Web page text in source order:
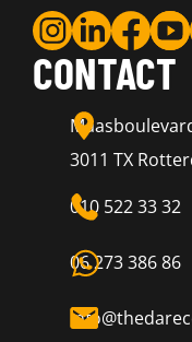
CONTACT
3011 TX
010 522 33 32
06 273 386 86